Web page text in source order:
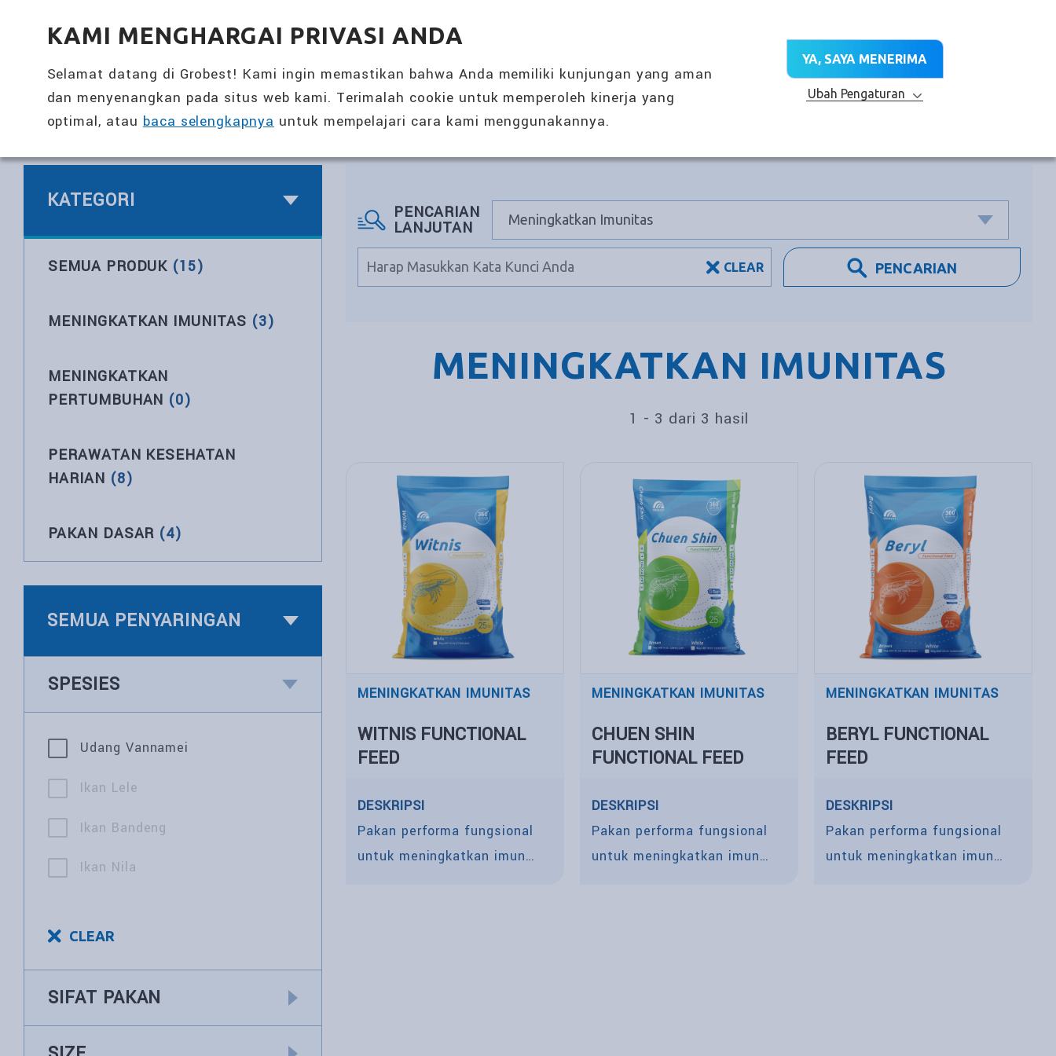
KAMI MENGHARGAI PRIVASI ANDA
Selamat datang di Grobest! Kami ingin memastikan bahwa Anda memiliki kunjungan yang aman
dan menyenangkan pada situs web kami. Terimalah cookie untuk memperoleh kinerja yang
optimal, ataubaca selengkapnyauntuk mempelajari cara kami menggunakannya.
YA, SAYA MENERIMA
Ubah Pengaturan
全興國際水產股份有限公司 SOLUSI NUTRISI 360°
KEBERLANJUTAN
R&D
LAYANAN TEKNIS
TENTANG KAMI
Halaman Utama > Merek Produk > Meningkatkan Imunitas
KATEGORI
SEMUA PRODUK (15)
MENINGKATKAN IMUNITAS (3)
MENINGKATKAN
PERTUMBUHAN (0)
PERAWATAN KESEHATAN
HARIAN (8)
PAKAN DASAR (4)
SEMUA PENYARINGAN
SPESIES
Udang Vannamei
Ikan Lele
Ikan Bandeng
Ikan Nila
CLEAR
SIFAT PAKAN
PENCARIAN
LANJUTAN
CLEAR PENCARIAN
MENINGKATKAN IMUNITAS
1 - 3 dari 3 hasil
MENINGKATKAN IMUNITAS
WITNIS FUNCTIONAL
FEED
DESKRIPSI
Pakan performa fungsional
untuk meningkatkan imun
MENINGKATKAN IMUNITAS
CHUEN SHIN
FUNCTIONAL FEED
DESKRIPSI
Pakan performa fungsional
untuk meningkatkan imun
MENINGKATKAN IMUNITAS
BERYL FUNCTIONAL
FEED
DESKRIPSI
Pakan performa fungsional
untuk meningkatkan imun